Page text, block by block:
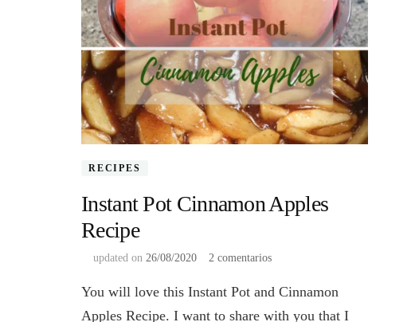
RECIPES
Instant Pot Cinnamon Apples
Recipe
updated on 26/08/2020 2 comentariosen
Pot
You will love this Instant Pot and Cinnamon
Apples Recipe. I want to share with you that I